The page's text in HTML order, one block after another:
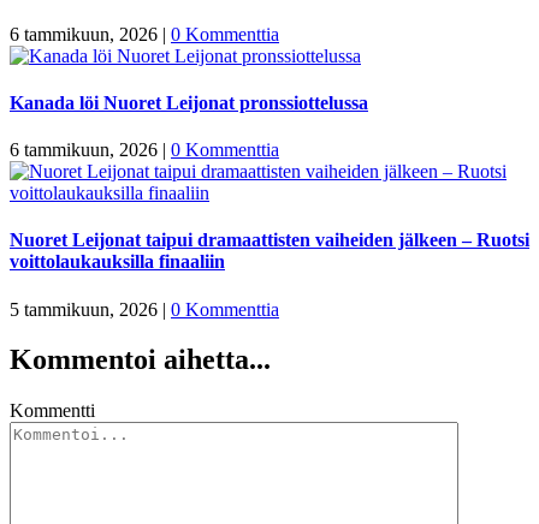
6 tammikuun, 2026 | 0 Kommenttia
Kanada löi Nuoret Leijonat pronssiottelussa
6 tammikuun, 2026 | 0 Kommenttia
Nuoret Leijonat taipui dramaattisten vaiheiden jälkeen – Ruotsi
voittolaukauksilla finaaliin
5 tammikuun, 2026 | 0 Kommenttia
Kommentoi aihetta...
Kommentti